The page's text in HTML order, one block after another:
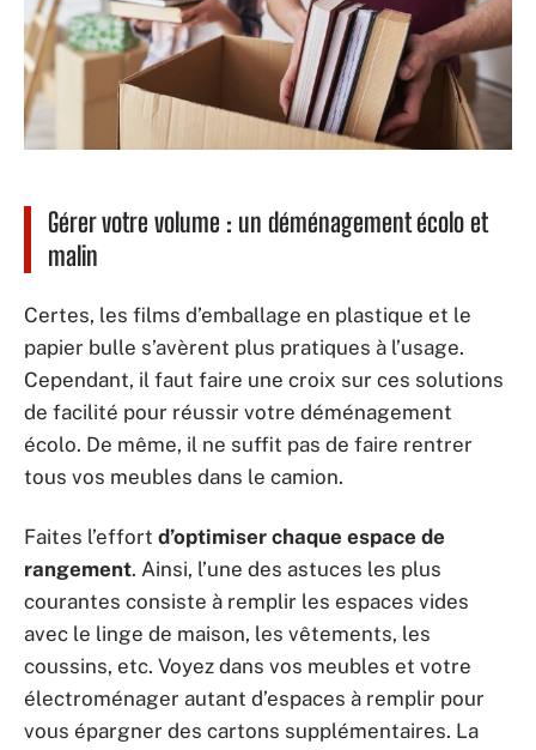
Gérer votre volume : un déménagement écolo et
malin
Certes, les films d’emballage en plastique et le
papier bulle s’avèrent plus pratiques à l’usage.
Cependant, il faut faire une croix sur ces solutions
de facilité pour réussir votre déménagement
écolo. De même, il ne suffit pas de faire rentrer
tous vos meubles dans le camion.
Faites l’effort d’optimiser chaque espace de
rangement. Ainsi, l’une des astuces les plus
courantes consiste à remplir les espaces vides
avec le linge de maison, les vêtements, les
coussins, etc. Voyez dans vos meubles et votre
électroménager autant d’espaces à remplir pour
vous épargner des cartons supplémentaires. La